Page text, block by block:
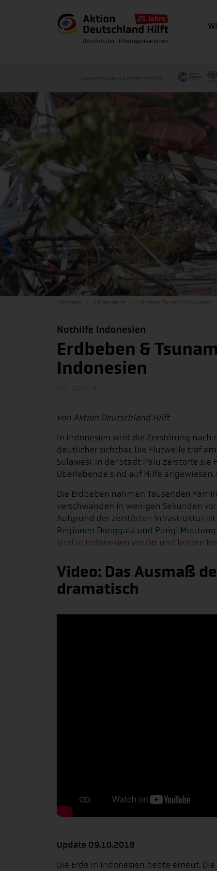
Nothilfe Indonesien
Erdbeben &
Indonesien
von Aktion Deutschland Hilft
In Indonesien wird die Zerstörung
deutlicher sichtbar. Die Flutwelle traf
Sulawesi. In der Stadt Palu zerstörte
Überlebende sind auf Hilfe angewiesen.
Die Erdbeben nahmen Tausenden
verschwanden in wenigen Sekunden
Aufgrund der zerstörten Infrastruktur
Regionen Donggala und Parigi
sind in Indonesien vor Ort und leisten
Video: Das Ausmaß
dramatisch
Update 09.10.2018
Die Erde in Indonesien bebte erneut.